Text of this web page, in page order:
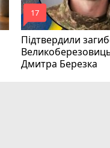
Підтвердили
Дмитра Березка
mode_comment
17